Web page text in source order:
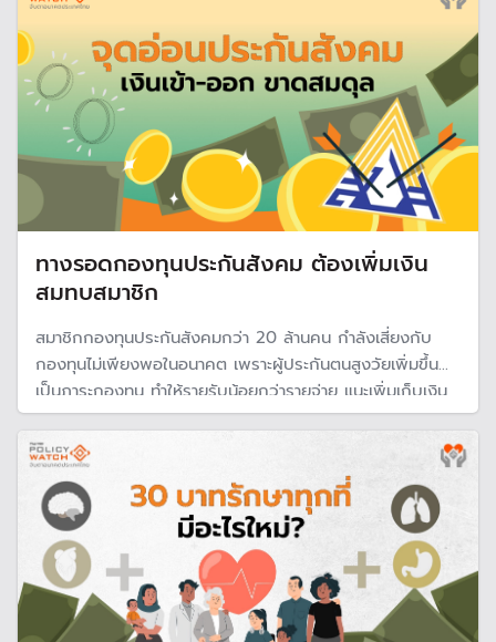
ทางรอดกองทุนประกันสังคม ต้องเพิ่มเงิน
สมทบสมาชิก
สมาชิกกองทุนประกันสังคมกว่า 20 ล้านคน กำลังเสี่ยงกับ
กองทุนไม่เพียงพอในอนาคต เพราะผู้ประกันตนสูงวัยเพิ่มขึ้น
เป็นภาระกองทุน ทำให้รายรับน้อยกว่ารายจ่าย แนะเพิ่มเก็บเงิน
สมทบ แยกหน่วยลงทุนให้เป็นอิสระ และปรับพอร์ตลงทุนเพิ่มสิน
ทรัพย์เสี่ยงที่หลากหลายและสัดส่วนลงทุนในต่างประเทศ